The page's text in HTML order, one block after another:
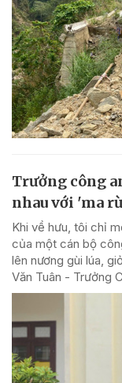
Trưởng công
nhau với 'ma
Khi về hưu, tôi chỉ
của một cán bộ
lên nương gùi lúa,
Văn Tuân - Trưởng